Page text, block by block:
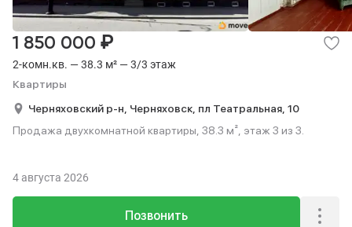
2-комн.кв. — 38.3 м² — 3/3 этаж
Квартиры
1 850 000 ₽
Черняховский р-н, Черняховск, пл Театральная, 10
Продажа двухкомнатной квартиры, 38.3 м², этаж 3 из 3.
Позвонить
4 августа 2026